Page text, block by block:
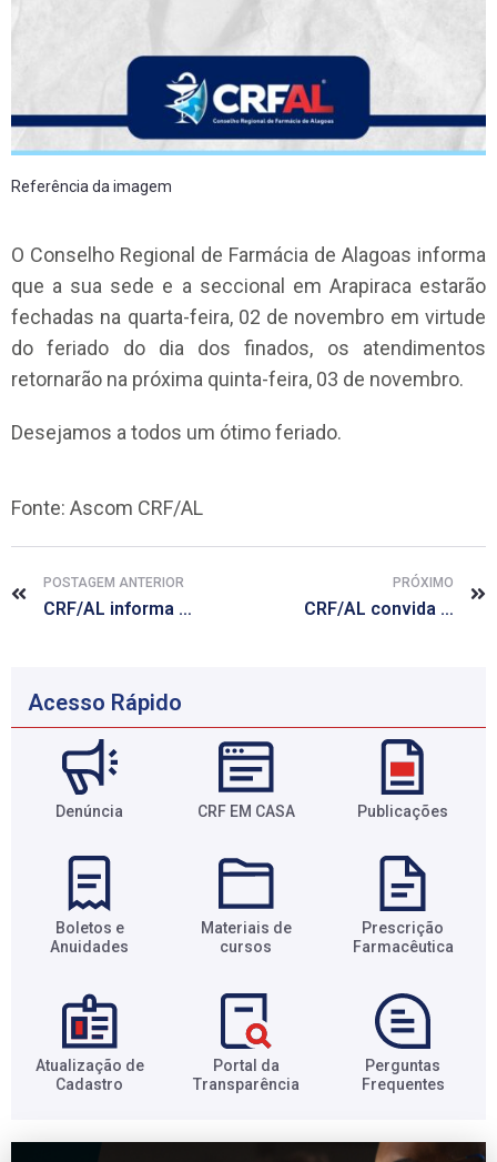
Referência da imagem
O Conselho Regional de Farmácia de Alagoas informa
que a sua sede e a seccional em Arapiraca estarão
fechadas na quarta-feira, 02 de novembro em virtude
do feriado do dia dos finados, os atendimentos
retornarão na próxima quinta-feira, 03 de novembro.
Desejamos a todos um ótimo feriado.
Fonte: Ascom CRF/AL
POSTAGEM ANTERIOR
CRF/AL informa que estará fechado nesta sexta-feira, 28
PRÓXIMO
CRF/AL convida farmacêuticos a responderem pesquisa
Acesso Rápido
Denúncia CRF EM CASA Publicações
Boletos e
Anuidades​
Materiais de
cursos​
Prescrição
Farmacêutica​
Atualização de
Cadastro​
Portal da
Transparência​
Perguntas
Frequentes​